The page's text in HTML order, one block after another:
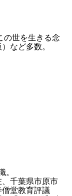
の世を生きる念
など多数。
。
千葉県市原市
堂教育評議